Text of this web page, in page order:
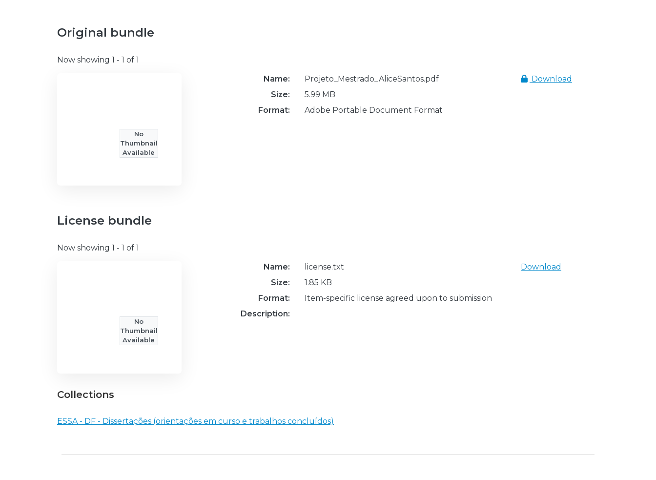
Original bundle
Now showing 1 - 1 of 1
No
Thumbnail
Available
Name:
Projeto_Mestrado_AliceSantos.pdf
Size:
5.99 MB
Format:
Adobe Portable Document Format
Download
License bundle
Now showing 1 - 1 of 1
No
Thumbnail
Available
Name:
license.txt
Size:
1.85 KB
Format:
Item-specific license agreed upon to submission
Description:
Download
Collections
ESSA - DF - Dissertações (orientações em curso e trabalhos concluídos)